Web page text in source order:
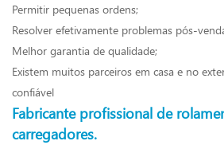
Permitir pequenas ordens;
Resolver efetivamente problemas pós-
Melhor garantia de qualidade;
Existem muitos parceiros em casa e no
confiável
Fabricante profissional de
carregadores.